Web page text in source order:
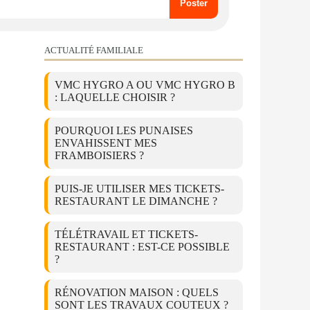
ACTUALITÉ FAMILIALE
VMC HYGRO A OU VMC HYGRO B
: LAQUELLE CHOISIR ?
POURQUOI LES PUNAISES
ENVAHISSENT MES
FRAMBOISIERS ?
PUIS-JE UTILISER MES TICKETS-
RESTAURANT LE DIMANCHE ?
TÉLÉTRAVAIL ET TICKETS-
RESTAURANT : EST-CE POSSIBLE
?
RÉNOVATION MAISON : QUELS
SONT LES TRAVAUX COUTEUX ?